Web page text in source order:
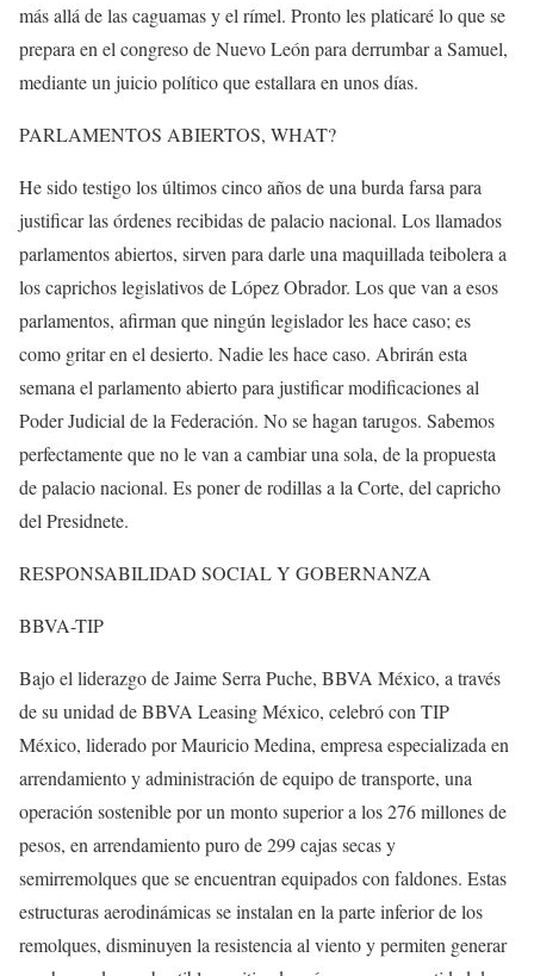
más allá de las caguamas y el rímel. Pronto les platicaré lo que se
prepara en el congreso de Nuevo León para derrumbar a Samuel,
mediante un juicio político que estallara en unos días.
PARLAMENTOS ABIERTOS, WHAT?
He sido testigo los últimos cinco años de una burda farsa para
justificar las órdenes recibidas de palacio nacional. Los llamados
parlamentos abiertos, sirven para darle una maquillada teibolera a
los caprichos legislativos de López Obrador. Los que van a esos
parlamentos, afirman que ningún legislador les hace caso; es
como gritar en el desierto. Nadie les hace caso. Abrirán esta
semana el parlamento abierto para justificar modificaciones al
Poder Judicial de la Federación. No se hagan tarugos. Sabemos
perfectamente que no le van a cambiar una sola, de la propuesta
de palacio nacional. Es poner de rodillas a la Corte, del capricho
del Presidnete.
RESPONSABILIDAD SOCIAL Y GOBERNANZA
BBVA-TIP
Bajo el liderazgo de Jaime Serra Puche, BBVA México, a través
de su unidad de BBVA Leasing México, celebró con TIP
México, liderado por Mauricio Medina, empresa especializada en
arrendamiento y administración de equipo de transporte, una
operación sostenible por un monto superior a los 276 millones de
pesos, en arrendamiento puro de 299 cajas secas y
semirremolques que se encuentran equipados con faldones. Estas
estructuras aerodinámicas se instalan en la parte inferior de los
remolques, disminuyen la resistencia al viento y permiten generar